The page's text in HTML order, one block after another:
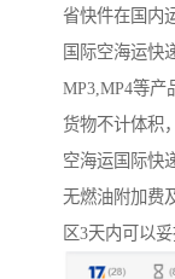
省快件在国内
国际空海运快
MP3,MP4等产
货物不计体积
空海运国际快
无燃油附加费
区3天内可以